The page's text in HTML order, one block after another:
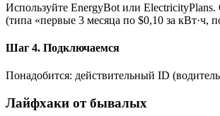
Используйте EnergyBot или
(типа «первые 3 месяца по $0,10 за кВт·ч,
Шаг 4. Подключаемся
Понадобится: действительный ID
Лайфхаки от бывалых